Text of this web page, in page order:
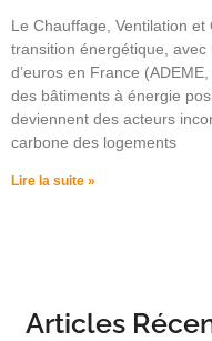
Le Chauffage, Ventilation
transition énergétique,
d’euros en France
des bâtiments à énergie
deviennent des acteurs
carbone des logements
Lire la suite »
Articles